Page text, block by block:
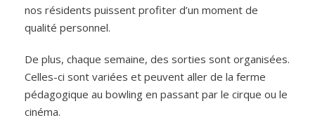
nos résidents puissent profiter d’un moment de
qualité personnel.
De plus, chaque semaine, des sorties sont organisées.
Celles-ci sont variées et peuvent aller de la ferme
pédagogique au bowling en passant par le cirque ou le
cinéma.